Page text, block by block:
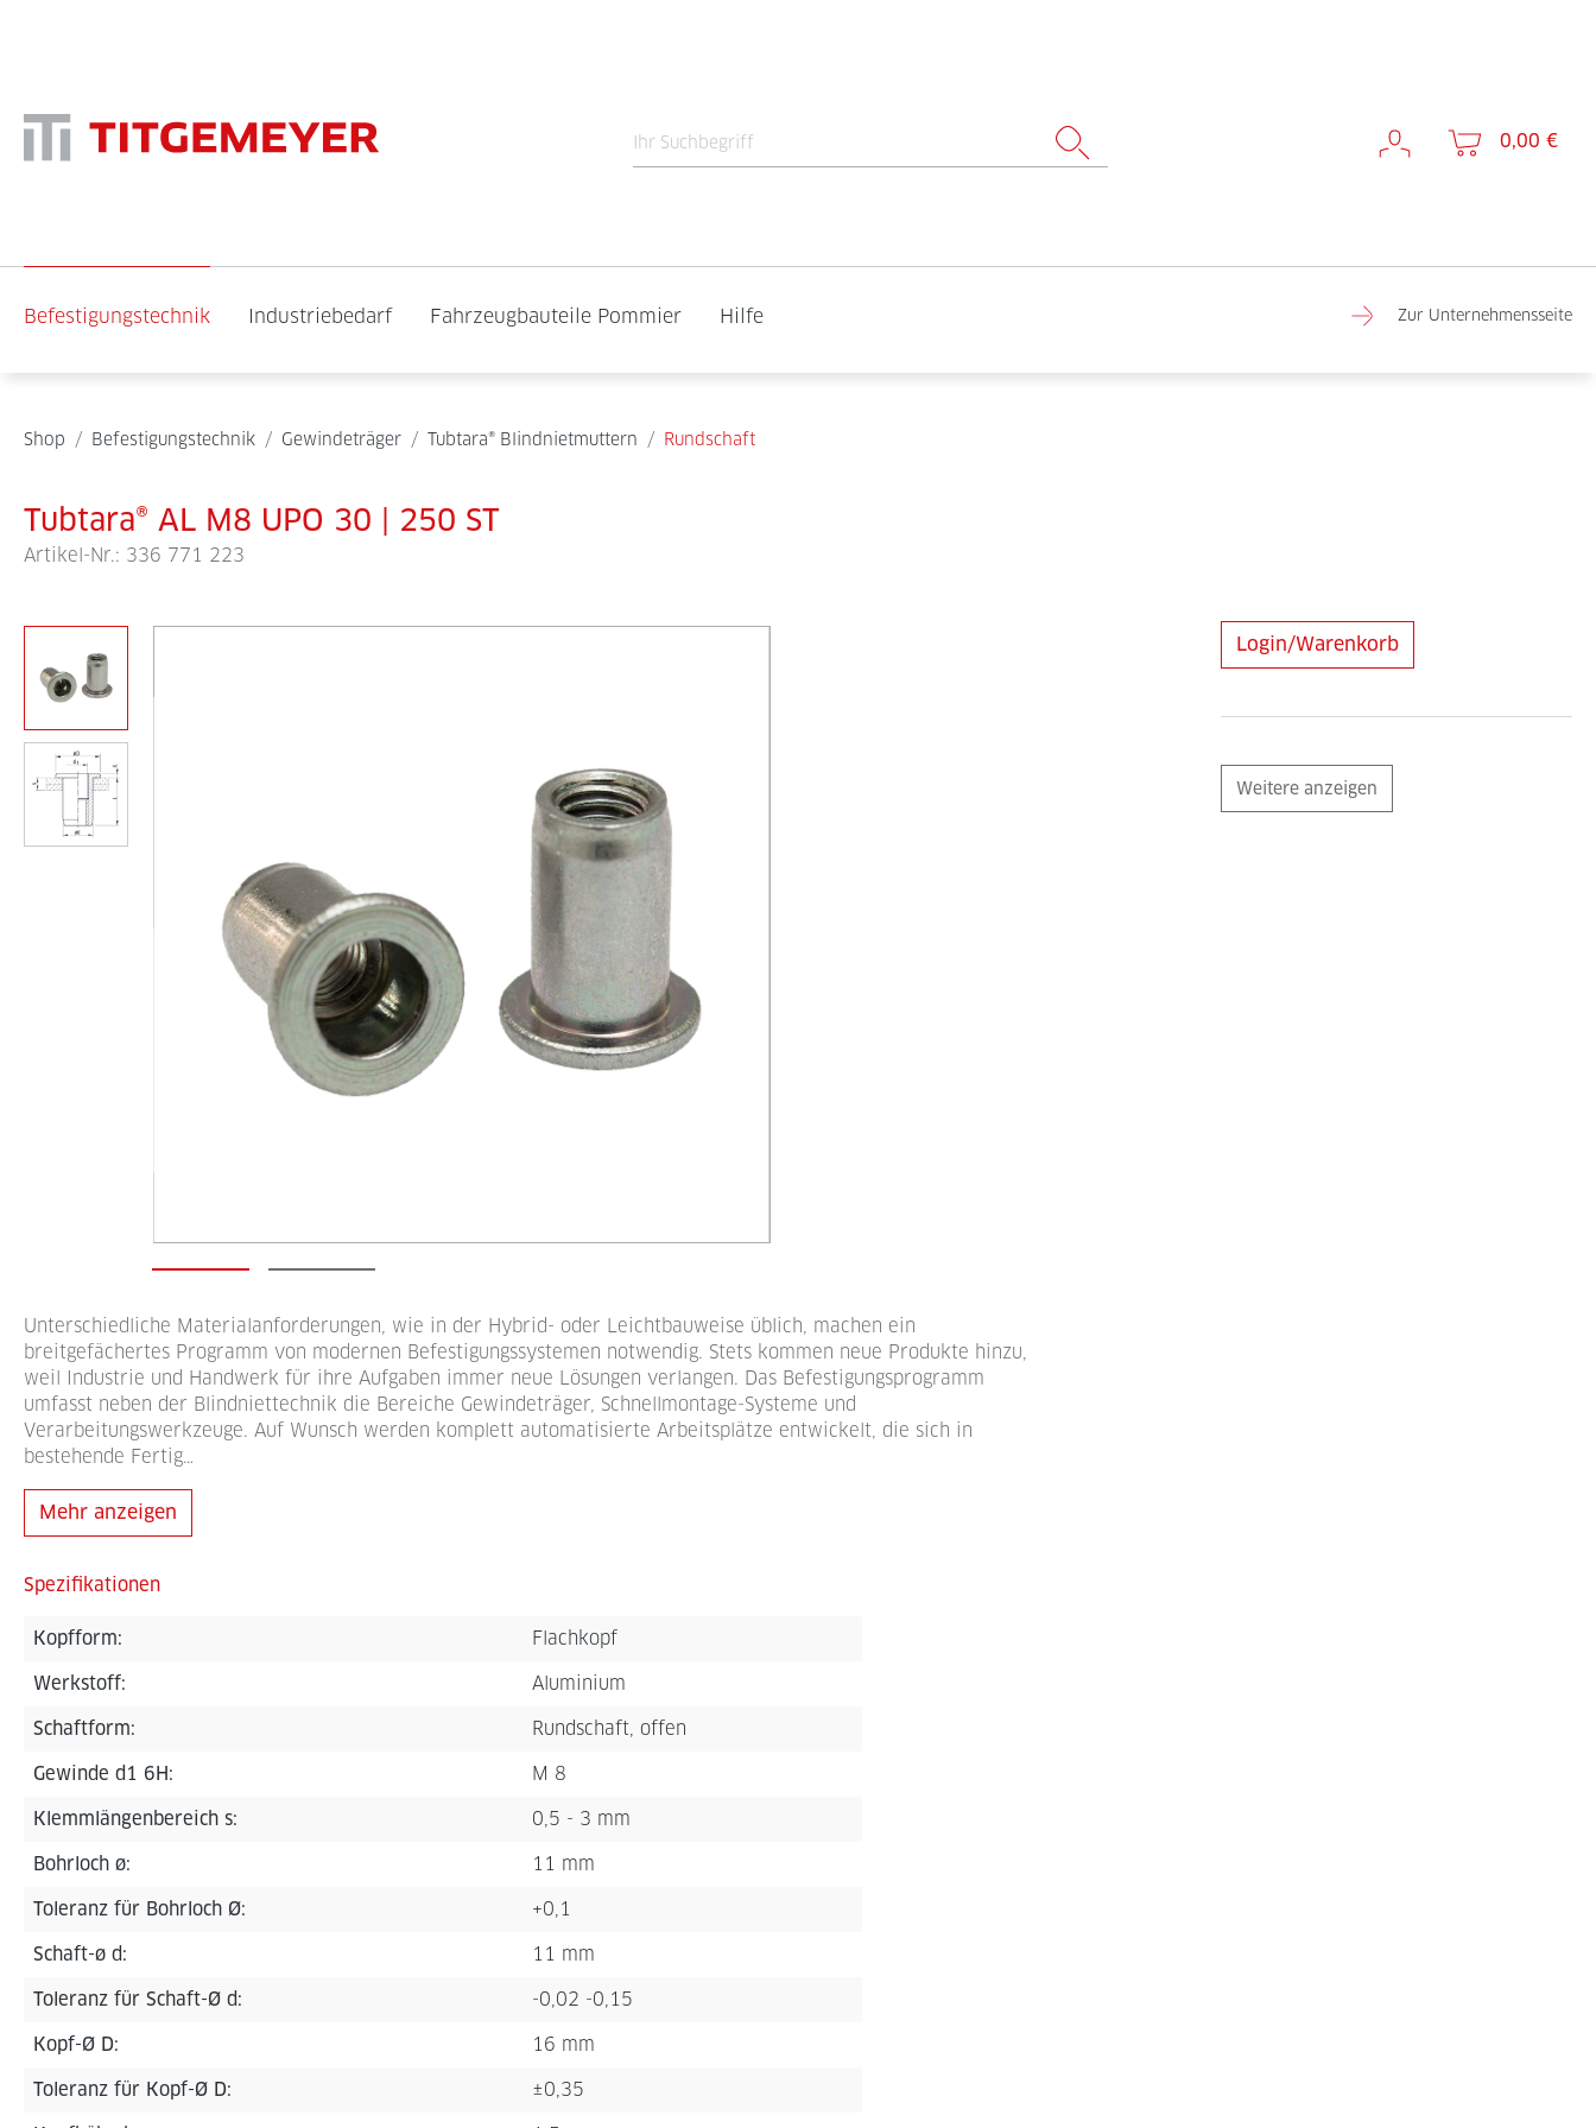
0,00 €
Befestigungstechnik Industriebedarf Fahrzeugbauteile Pommier Hilfe Zur Unternehmensseite
Shop / Befestigungstechnik / Gewindeträger / Tubtara® Blindnietmuttern / Rundschaft
Tubtara® AL M8 UPO 30 | 250 ST
Artikel-Nr.: 336 771 223
Unterschiedliche Materialanforderungen, wie in der Hybrid- oder Leichtbauweise üblich, machen ein
breitgefächertes Programm von modernen Befestigungssystemen notwendig. Stets kommen neue Produkte hinzu,
weil Industrie und Handwerk für ihre Aufgaben immer neue Lösungen verlangen. Das Befestigungsprogramm
umfasst neben der Blindniettechnik die Bereiche Gewindeträger, Schnellmontage-Systeme und
Verarbeitungswerkzeuge. Auf Wunsch werden komplett automatisierte Arbeitsplätze entwickelt, die sich in
bestehende Fertig…
Mehr anzeigen
Spezifikationen
Kopfform: Flachkopf
Werkstoff: Aluminium
Schaftform: Rundschaft, offen
Gewinde d1 6H: M 8
Klemmlängenbereich s: 0,5 - 3 mm
Bohrloch ø: 11 mm
Toleranz für Bohrloch Ø: +0,1
Schaft-ø d: 11 mm
Toleranz für Schaft-Ø d: -0,02 -0,15
Kopf-Ø D: 16 mm
Toleranz für Kopf-Ø D: ±0,35
Login/Warenkorb
Weitere anzeigen